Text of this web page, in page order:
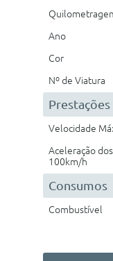
Ano
Cor
Nº de Viatura
Prestações
Velocidade
Aceleração
100km/h
Consumos
Combustível